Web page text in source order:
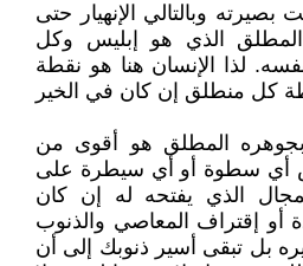
وبالتالي الإنهيار حتى
الذي هو إبليس وكل
لذا الإنسان هنا هو نقطة
كل منطلق إن كان في الخير
بجوهره المطلق هو أقوى من
أي سطوة أو أي سيطرة على
الذي يفتحه له إن كان
أو إقتراف المعاصي والذنوب
بل تبقى أسير ذنوبك إلى أن